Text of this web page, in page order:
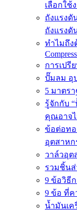
เลือกใช้
ถังแรงดั
ถังแรงดั
ทำไมถึง
การเปรี
ปั๊มลม อุ
5 มาตร
รู้จักกับ
คุณอาจ
ข้อต่อทอ
อุตสาหก
วาล์วอุต
รวมชิ้น
9 ข้อวิธี
9 ข้อ ที่ค
น้ำมันเค